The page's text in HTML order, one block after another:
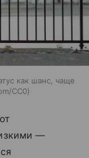
как шанс, чаще
CC0
—